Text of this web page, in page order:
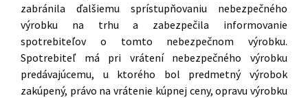
zabránila ďalšiemu sprístupňovaniu nebezpečného
výrobku na trhu a zabezpečila informovanie
spotrebiteľov o tomto nebezpečnom výrobku.
Spotrebiteľ má pri vrátení nebezpečného výrobku
predávajúcemu, u ktorého bol predmetný výrobok
zakúpený, právo na vrátenie kúpnej ceny, opravu výrobku